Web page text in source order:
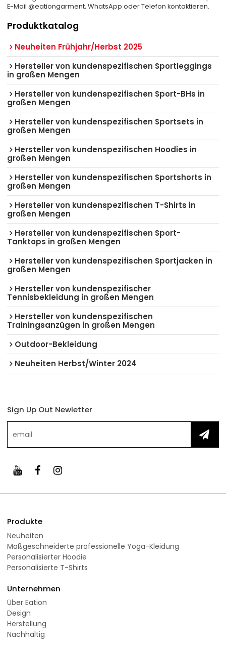
E-Mail @eationgarment, WhatsApp oder Telefon kontaktieren.
Produktkatalog
Neuheiten Frühjahr/Herbst 2025
Hersteller von kundenspezifischen Sportleggings
in großen Mengen
Hersteller von kundenspezifischen Sport-BHs in
großen Mengen
Hersteller von kundenspezifischen Sportsets in
großen Mengen
Hersteller von kundenspezifischen Hoodies in
großen Mengen
Hersteller von kundenspezifischen Sportshorts in
großen Mengen
Hersteller von kundenspezifischen T-Shirts in
großen Mengen
Hersteller von kundenspezifischen Sport-
Tanktops in großen Mengen
Hersteller von kundenspezifischen Sportjacken in
großen Mengen
Hersteller von kundenspezifischer
Tennisbekleidung in großen Mengen
Hersteller von kundenspezifischen
Trainingsanzügen in großen Mengen
Outdoor-Bekleidung
Neuheiten Herbst/Winter 2024
Sign Up Out Newletter
Produkte
Neuheiten
Maßgeschneiderte professionelle Yoga-Kleidung
Personalisierter Hoodie
Personalisierte T-Shirts
Unternehmen
Über Eation
Design
Herstellung
Nachhaltig